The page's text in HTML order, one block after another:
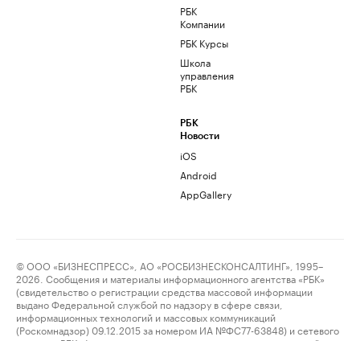
РБК
Компании
РБК Курсы
Школа
управления
РБК
РБК
Новости
iOS
Android
AppGallery
© ООО «БИЗНЕСПРЕСС», АО «РОСБИЗНЕСКОНСАЛТИНГ», 1995–
2026. Сообщения и материалы информационного агентства «РБК»
(свидетельство о регистрации средства массовой информации
выдано Федеральной службой по надзору в сфере связи,
информационных технологий и массовых коммуникаций
(Роскомнадзор) 09.12.2015 за номером ИА №ФС77-63848) и сетевого